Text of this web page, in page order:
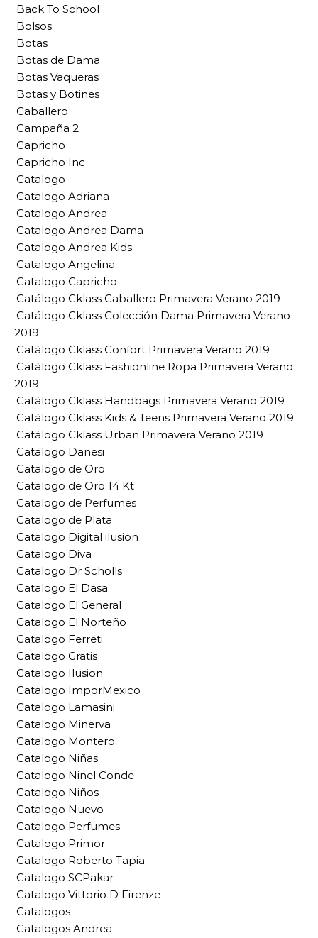
Back To School
Bolsos
Botas
Botas de Dama
Botas Vaqueras
Botas y Botines
Caballero
Campaña 2
Capricho
Capricho Inc
Catalogo
Catalogo Adriana
Catalogo Andrea
Catalogo Andrea Dama
Catalogo Andrea Kids
Catalogo Angelina
Catalogo Capricho
Catálogo Cklass Caballero Primavera Verano 2019
Catálogo Cklass Colección Dama Primavera Verano
2019
Catálogo Cklass Confort Primavera Verano 2019
Catálogo Cklass Fashionline Ropa Primavera Verano
2019
Catálogo Cklass Handbags Primavera Verano 2019
Catálogo Cklass Kids & Teens Primavera Verano 2019
Catálogo Cklass Urban Primavera Verano 2019
Catalogo Danesi
Catalogo de Oro
Catalogo de Oro 14 Kt
Catalogo de Perfumes
Catalogo de Plata
Catalogo Digital ilusion
Catalogo Diva
Catalogo Dr Scholls
Catalogo El Dasa
Catalogo El General
Catalogo El Norteño
Catalogo Ferreti
Catalogo Gratis
Catalogo Ilusion
Catalogo ImporMexico
Catalogo Lamasini
Catalogo Minerva
Catalogo Montero
Catalogo Niñas
Catalogo Ninel Conde
Catalogo Niños
Catalogo Nuevo
Catalogo Perfumes
Catalogo Primor
Catalogo Roberto Tapia
Catalogo SCPakar
Catalogo Vittorio D Firenze
Catalogos
Catalogos Andrea